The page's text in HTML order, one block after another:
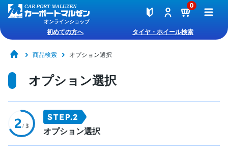
オンラインショップ
0
初めての方へ タイヤ・ホイール検索
商品検索 オプション選択
オプション選択
オプション選択